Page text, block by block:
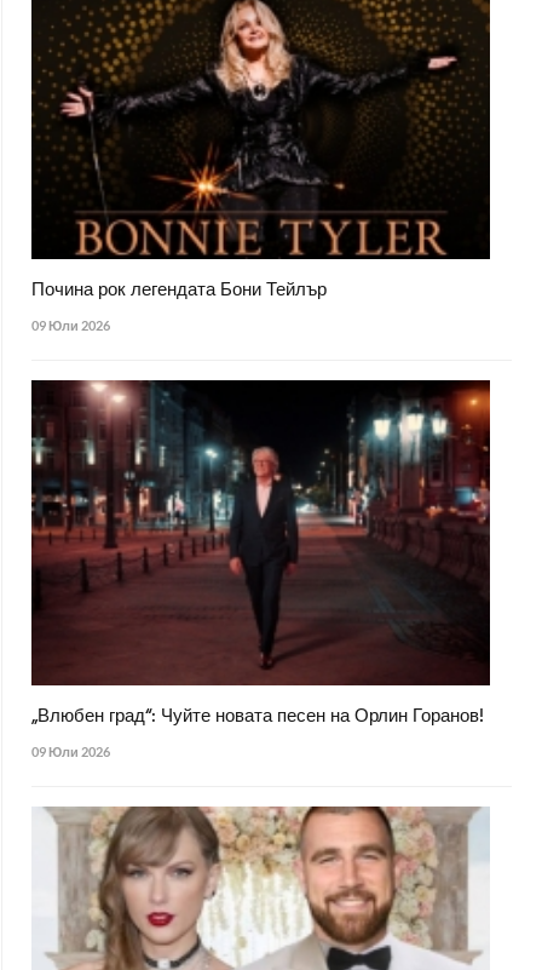
Почина рок легендата Бони Тейлър
09 Юли 2026
„Влюбен град“: Чуйте новата песен на Орлин Горанов!
09 Юли 2026